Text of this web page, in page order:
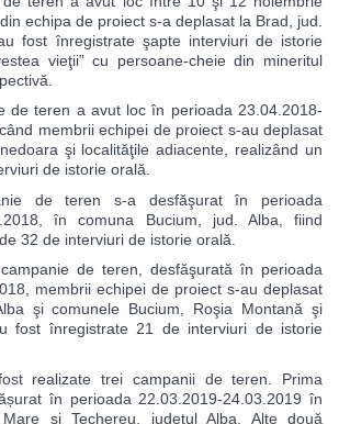
echipa de proiect s-a deplasat la Brad, jud.
fost înregistrate şapte interviuri de istorie
vieţii” cu persoane-cheie din mineritul
de teren a avut loc în perioada 23.04.2018-
membrii echipei de proiect s-au deplasat
şi localităţile adiacente, realizând un
de istorie orală.
de teren s-a desfăşurat în perioada
în comuna Bucium, jud. Alba, fiind
32 de interviuri de istorie orală.
de teren, desfăşurată în perioada
membrii echipei de proiect s-au deplasat
şi comunele Bucium, Roşia Montană şi
fost înregistrate 21 de interviuri de istorie
realizate trei campanii de teren. Prima
în perioada 22.03.2019-24.03.2019 în
Mare și Techereu, județul Alba. Alte două